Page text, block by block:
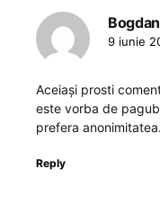
9 iunie
Aceiași prosti
este vorba de
prefera anonimitatea.
Reply